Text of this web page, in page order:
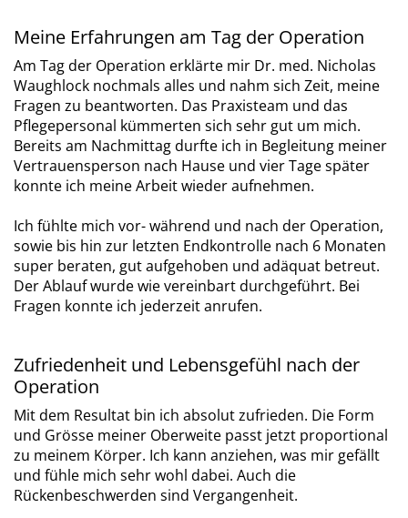
Meine Erfahrungen am Tag der Operation
Am Tag der Operation erklärte mir Dr. med. Nicholas
Waughlock nochmals alles und nahm sich Zeit, meine
Fragen zu beantworten. Das Praxisteam und das
Pflegepersonal kümmerten sich sehr gut um mich.
Bereits am Nachmittag durfte ich in Begleitung meiner
Vertrauensperson nach Hause und vier Tage später
konnte ich meine Arbeit wieder aufnehmen.
Ich fühlte mich vor- während und nach der Operation,
sowie bis hin zur letzten Endkontrolle nach 6 Monaten
super beraten, gut aufgehoben und adäquat betreut.
Der Ablauf wurde wie vereinbart durchgeführt. Bei
Fragen konnte ich jederzeit anrufen.
Zufriedenheit und Lebensgefühl nach der
Operation
Mit dem Resultat bin ich absolut zufrieden. Die Form
und Grösse meiner Oberweite passt jetzt proportional
zu meinem Körper. Ich kann anziehen, was mir gefällt
und fühle mich sehr wohl dabei. Auch die
Rückenbeschwerden sind Vergangenheit.